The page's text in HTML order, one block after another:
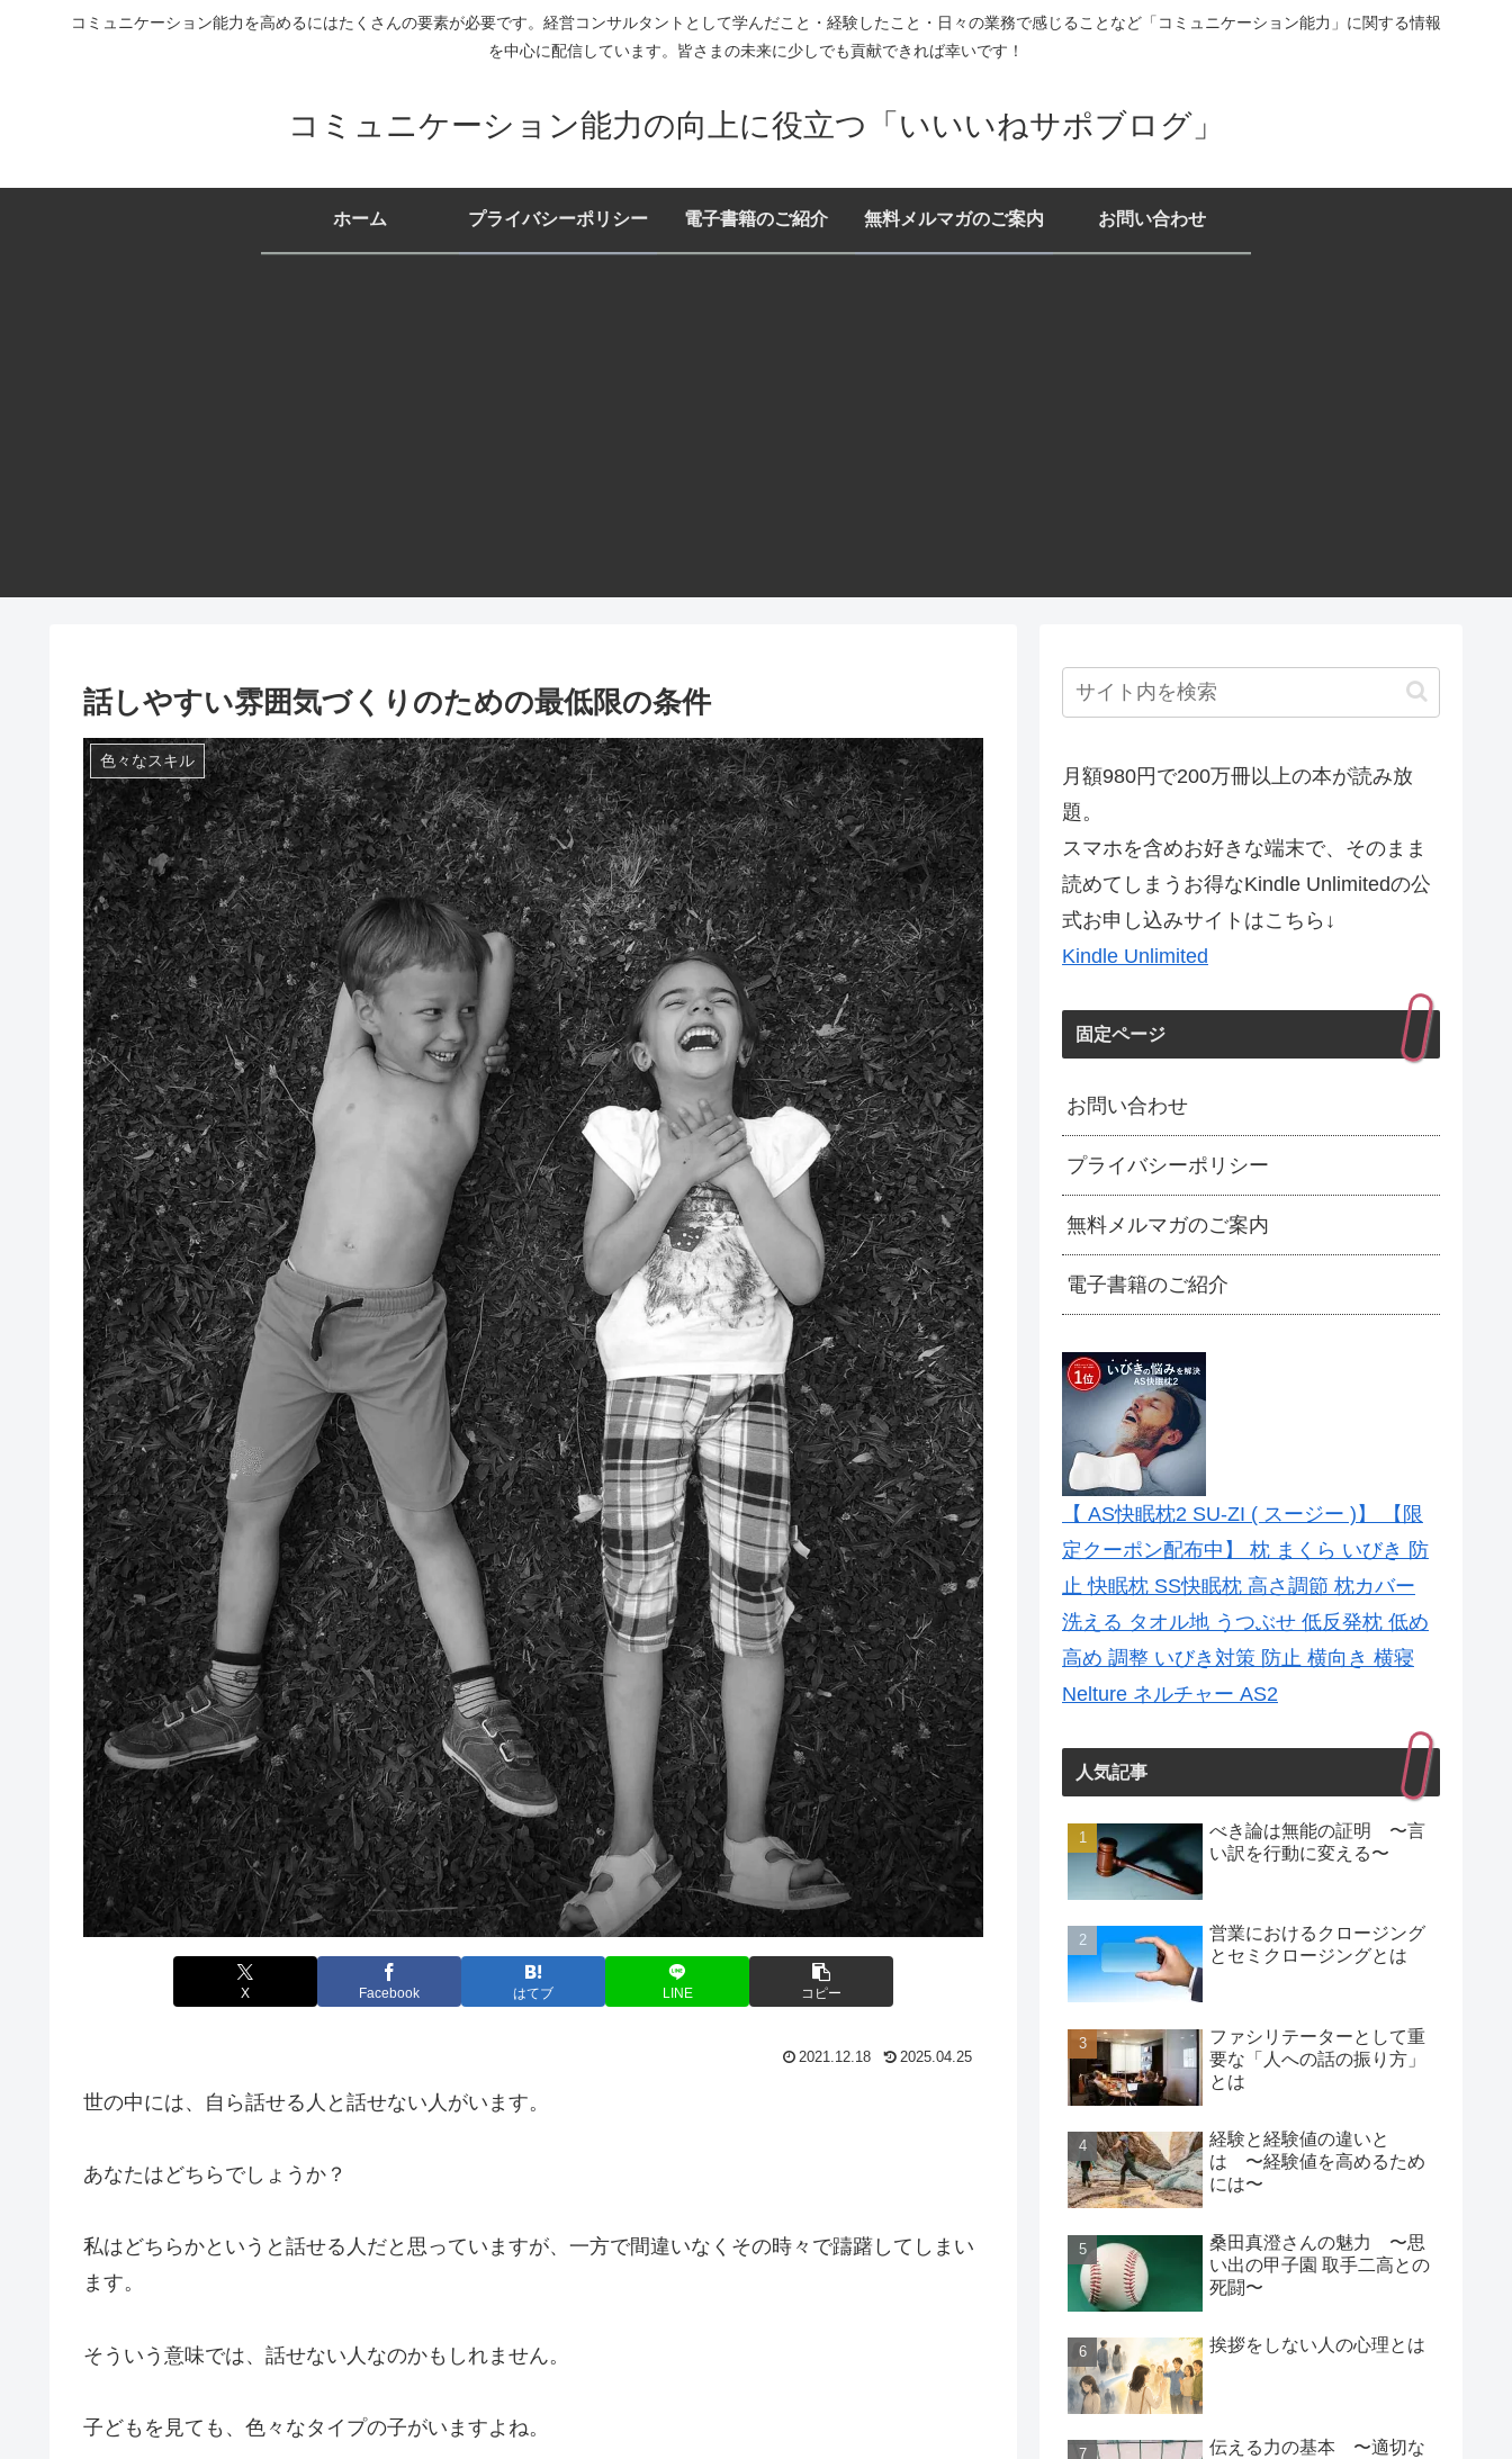
コミュニケーション能力を高めるにはたくさんの要素が必要です。経営コンサルタントとして学んだこと・経験したこと・日々の業務で感じることなど「コミュニケーション能力」に関する情報
を中心に配信しています。皆さまの未来に少しでも貢献できれば幸いです！
コミュニケーション能力の向上に役立つ「いいいねサポブログ」
ホーム プライバシーポリシー 電子書籍のご紹介 無料メルマガのご案内 お問い合わせ
話しやすい雰囲気づくりのための最低限の条件
色々なスキル
X Facebook はてブ LINE コピー
2021.12.18 2025.04.25
世の中には、自ら話せる人と話せない人がいます。
あなたはどちらでしょうか？
私はどちらかというと話せる人だと思っていますが、一方で間違いなくその時々で躊躇してしまい
ます。
そういう意味では、話せない人なのかもしれません。
子どもを見ても、色々なタイプの子がいますよね。
月額980円で200万冊以上の本が読み放
題。
スマホを含めお好きな端末で、そのまま
読めてしまうお得なKindle Unlimitedの公
式お申し込みサイトはこちら↓
Kindle Unlimited
固定ページ
お問い合わせ
プライバシーポリシー
無料メルマガのご案内
電子書籍のご紹介
【 AS快眠枕2 SU-ZI ( スージー )】 【限
定クーポン配布中】 枕 まくら いびき 防
止 快眠枕 SS快眠枕 高さ調節 枕カバー
洗える タオル地 うつぶせ 低反発枕 低め
高め 調整 いびき対策 防止 横向き 横寝
Nelture ネルチャー AS2
人気記事
べき論は無能の証明 〜言
い訳を行動に変える〜
営業におけるクロージング
とセミクロージングとは
ファシリテーターとして重
要な「人への話の振り方」
とは
経験と経験値の違いと
は 〜経験値を高めるため
には〜
桑田真澄さんの魅力 〜思
い出の甲子園 取手二高との
死闘〜
挨拶をしない人の心理とは
伝える力の基本 〜適切な